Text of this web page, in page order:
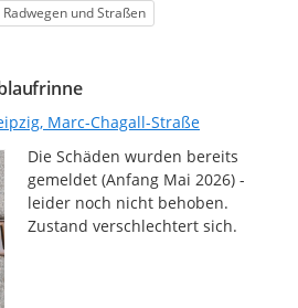
und Straßen
Marc-Chagall-Straße
Die Schäden wurden bereits
gemeldet (Anfang Mai 2026) -
leider noch nicht behoben.
Zustand verschlechtert sich.